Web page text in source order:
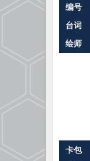
编号
台词
绘师
卡包